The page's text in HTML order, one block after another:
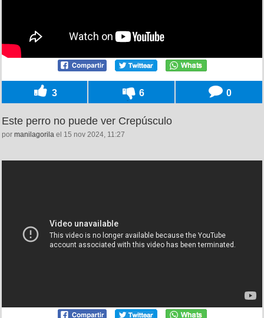
3 6 0
Este perro no puede ver Crepúsculo
por manilagorila el 15 nov 2024, 11:27